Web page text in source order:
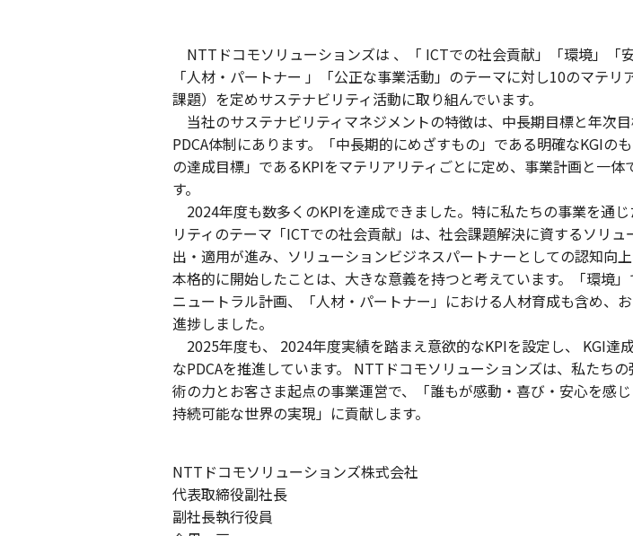
NTTドコモソリューションズは 、「 ICTでの社会貢献」「環境」「安
「人材・パートナー 」「公正な事業活動」のテーマに対し10のマテリ
課題）を定めサステナビリティ活動に取り組んでいます。
当社のサステナビリティマネジメントの特徴は、中長期目標と年次
PDCA体制にあります。「中長期的にめざすもの」である明確なKGIの
の達成目標」であるKPIをマテリアリティごとに定め、事業計画と一体
す。
2024年度も数多くのKPIを達成できました。特に私たちの事業を通
リティのテーマ「ICTでの社会貢献」は、社会課題解決に資するソリュ
出・適用が進み、ソリューションビジネスパートナーとしての認知向
本格的に開始したことは、大きな意義を持つと考えています。「環境
ニュートラル計画、「人材・パートナー」における人材育成も含め、
進捗しました。
2025年度も、 2024年度実績を踏まえ意欲的なKPIを設定し、 KGI達
なPDCAを推進しています。 NTTドコモソリューションズは、私たち
術の力とお客さま起点の事業運営で、「誰もが感動・喜び・安心を感
持続可能な世界の実現」に貢献します。
NTTドコモソリューションズ株式会社
代表取締役副社長
副社長執行役員